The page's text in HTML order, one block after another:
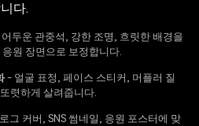
다.
두운 관중석, 강한 조명, 흐릿한 배경을
원 장면으로 보정합니다.
- 얼굴 표정, 페이스 스티커, 머플러 질
렷하게 살려줍니다.
그 커버, SNS 썸네일, 응원 포스터에 맞